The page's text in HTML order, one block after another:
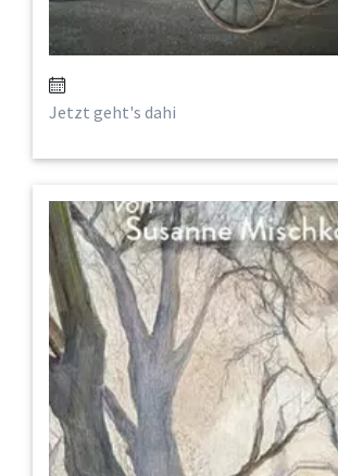
Jetzt geht's dahi